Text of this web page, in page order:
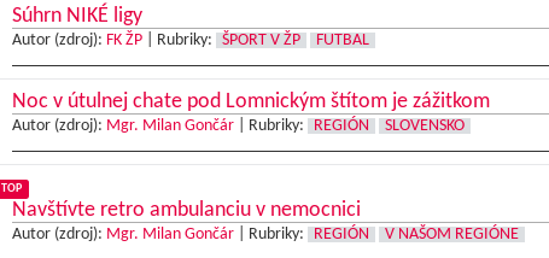
Súhrn NIKÉ ligy
Autor (zdroj): FK ŽP| Rubriky: ŠPORT V ŽP FUTBAL
Noc v útulnej chate pod Lomnickým štítom je zážitkom
Autor (zdroj): Mgr. Milan Gončár| Rubriky: REGIÓN SLOVENSKO
TOP
Navštívte retro ambulanciu v nemocnici
Autor (zdroj): Mgr. Milan Gončár| Rubriky: REGIÓN V NAŠOM REGIÓNE